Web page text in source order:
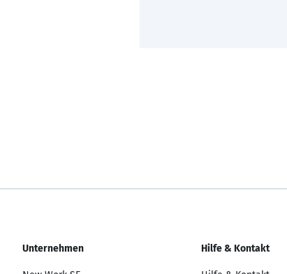
Unternehmen Hilfe & Kontakt